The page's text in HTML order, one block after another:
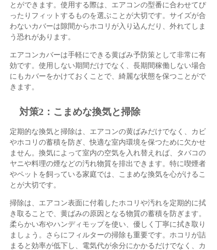
とができます。使用する際は、エアコンの型番に合わせてぴ
ったりフィットするものを選ぶことが大切です。サイズが合
わないカバーは隙間からホコリが入り込んだり、外れてしま
う恐れがあります。
エアコンカバーは手軽にできる黄ばみ予防策として非常に有
効です。使用しない期間だけでなく、長期間稼働しない場合
にもカバーをかけておくことで、綺麗な状態を保つことがで
きます。
対策2：こまめな換気と掃除
定期的な換気と掃除は、エアコンの黄ばみだけでなく、カビ
やホコリの蓄積を防ぎ、快適な室内環境を保つために欠かせ
ません。換気によって室内の空気を入れ替えれば、タバコの
ヤニや料理の煙などの汚れ物質を排出できます。特に喫煙者
やペットを飼っている家庭では、こまめな換気を心がけるこ
とが大切です。
掃除は、エアコン表面に付着したホコリや汚れを定期的に拭
き取ることで、黄ばみの原因となる物質の蓄積を防ぎます。
柔らかい布やハンディモップを使い、優しく丁寧に拭き取り
ましょう。さらにフィルターの掃除も重要です。ホコリが詰
まると効率が低下し、電気代が余分にかかるだけでなく、カ